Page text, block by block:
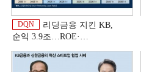
DQN
리딩금융 지킨 KB,
순익 3.9조…ROE·
상반기 금융 리그테이블]